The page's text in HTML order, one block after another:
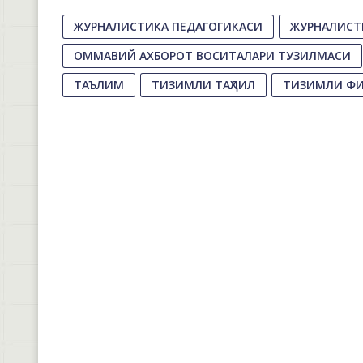
ЖУРНАЛИСТИКА ПЕДАГОГИКАСИ
ОММАВИЙ АХБОРОТ ВОСИТАЛАРИ ТУЗИЛМАСИ
ТАЪЛИМ
ТИЗИМЛИ ТАҲЛИЛ ТИЗИМЛИ